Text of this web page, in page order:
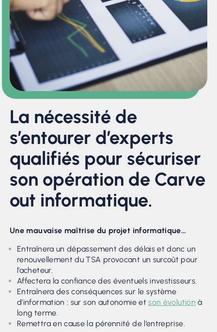
La nécessité de
s’entourer d’experts
qualifiés pour sécuriser
son opération de Carve
out informatique.
Une mauvaise maîtrise du projet informatique…
Entraînera un dépassement des délais et donc un
renouvellement du TSA provocant un surcoût pour
l’acheteur.
Affectera la confiance des éventuels investisseurs.
Entraînera des conséquences sur le système
d’information : sur son autonomie etson évolution à
long terme.
Remettra en cause la pérennité de l’entreprise.